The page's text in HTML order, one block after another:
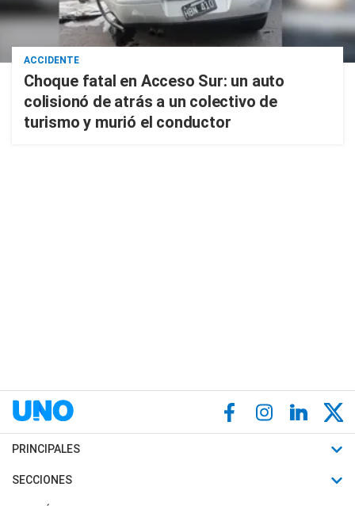
ACCIDENTE
Choque fatal en Acceso Sur: un auto
colisionó de atrás a un colectivo de
turismo y murió el conductor
PRINCIPALES
Últimas Noticias
SECCIONES